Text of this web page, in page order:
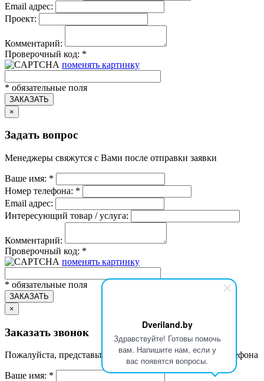
Dveriland.by
Здравствуйте! Готовы помочь
вам. Напишите нам, если у
вас появятся вопросы.
Email адрес:
Проект:
Комментарий:
Проверочный код: *
поменять картинку
* обязательные поля
ЗАКАЗАТЬ
×
Задать вопрос
Менеджеры свяжутся с Вами после отправки заявки
Ваше имя: *
Номер телефона: *
Email адрес:
Интересующий товар / услуга:
Комментарий:
Проверочный код: *
поменять картинку
* обязательные поля
ЗАКАЗАТЬ
×
Заказать звонок
Пожалуйста, представьтесь и укажите номер Вашего телефона
Ваше имя: *